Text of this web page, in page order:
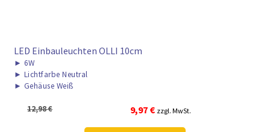
LED Einbauleuchten OLLI 10cm
► 6W
► Lichtfarbe Neutral
► Gehäuse Weiß
12,98€
Ursprünglicher
9,97 €Aktueller
zzgl. MwSt.